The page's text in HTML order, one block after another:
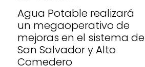
Agua Potable realizará
un megaoperativo de
mejoras en el sistema de
San Salvador y Alto
Comedero